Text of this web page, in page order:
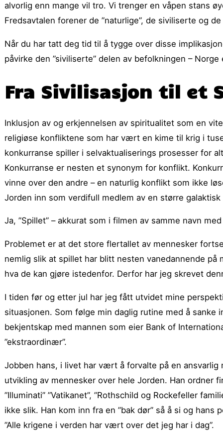
alvorlig enn mange vil tro. Vi trenger en våpen stans
Fredsavtalen forener de ”naturlige”, de siviliserte og
Når du har tatt deg tid til å tygge over disse
påvirke den ”siviliserte” delen av befolkningen –
Fra Sivilisasjon til et
Inklusjon av og erkjennelsen av spiritualitet som en
religiøse konfliktene som har vært en kime til krig i
konkurranse spiller i selvaktualiserings prosesser for
Konkurranse er nesten et synonym for konflikt.
vinne over den andre – en naturlig konflikt som ikke
Jorden inn som verdifull medlem av en større
Ja, ”Spillet” – akkurat som i filmen av samme navn
Problemet er at det store flertallet av mennesker
nemlig slik at spillet har blitt nesten vanedannende
hva de kan gjøre istedenfor. Derfor har jeg skrevet
I tiden før og etter jul har jeg fått utvidet mine
situasjonen. Som følge min daglig rutine med å
bekjentskap med mannen som eier Bank of
”ekstraordinær”.
Jobben hans, i livet har vært å forvalte på en
utvikling av mennesker over hele Jorden. Han ordner
”Illuminati” ”Vatikanet”, ”Rothschild og Rockefeller
ikke slik. Han kom inn fra en ”bak dør” så å si og
”Alle krigene i verden har vært over det jeg har i dag”.